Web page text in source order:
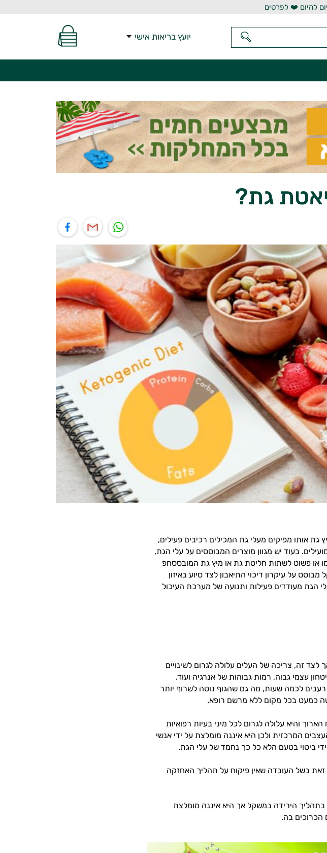
להיום ❤️ לפרטים
יועץ בריאות אישי
גת?
אותו מפיקים מעלי גת המכילים רכיבים פעילים,
בעוד יש מגוון מוצרים המבוססים על עלי הגת,
או פשוט לשתות חליטת גת או מיץ גת המובססחפ
על עיקרון דיכוי התיאבון לצד סיוע באיזון
הגת מעודדים פעילות ותנועה של מערכת העיכול
זה, צריכה של העלים עלולה לגרום לשינויים
עצמי גבוה, רמות גבוהות של אנרגיה ועוד.
לכמה שעות, מה גם שהגוף נוטה לשרוף יותר
כמעט בכל מקום ללא מרשם רופא.
והיא עלולה לגרום לכל מיני בעיות רפואיות
המרכזית ולכן היא איננה מומלצת על ידי אנשי
ביטוי בטעם הלא כל כך נחמד של עלי הגת.
בשל העובדה שאין פיקוח על תהליך האחזקה
הירידה במשקל אך היא איננה מומלצת
הכרוכים בה.